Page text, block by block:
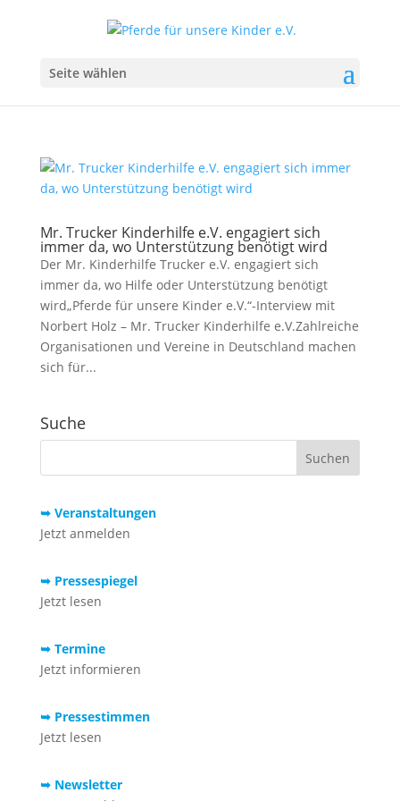
Seite wählen
Mr. Trucker Kinderhilfe e.V. engagiert sich
immer da, wo Unterstützung benötigt wird
Der Mr. Kinderhilfe Trucker e.V. engagiert sich
immer da, wo Hilfe oder Unterstützung benötigt
wird„Pferde für unsere Kinder e.V.“-Interview mit
Norbert Holz – Mr. Trucker Kinderhilfe e.V.Zahlreiche
Organisationen und Vereine in Deutschland machen
sich für...
Suche
➥ Veranstaltungen
Jetzt anmelden
➥ Pressespiegel
Jetzt lesen
➥ Termine
Jetzt informieren
➥ Pressestimmen
Jetzt lesen
➥ Newsletter